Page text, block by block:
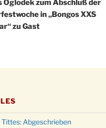
Oglodek zum Abschluß der
in „Bongos XXS
zu Gast
Tittes: Abgeschrieben